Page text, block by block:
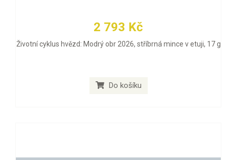
2 793 Kč
Životní cyklus hvězd: Modrý obr 2026, stříbrná mince v etuji, 17 g
Do košíku